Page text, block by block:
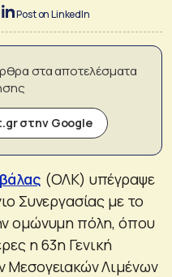
Post on LinkedIn
στα αποτελέσματα
στην Google
(ΟΛΚ) υπέγραψε
Συνεργασίας με το
ομώνυμη πόλη, όπου
η 63η Γενική
Λιμένων